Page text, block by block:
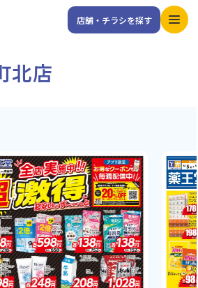
店舗・チラシを探す
北店